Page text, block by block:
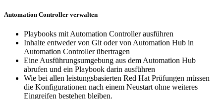
Automation Controller verwalten
Playbooks mit Automation Controller ausführen
Inhalte entweder von Git oder von Automation Hub in
Automation Controller übertragen
Eine Ausführungsumgebung aus dem Automation Hub
abrufen und ein Playbook darin ausführen
Wie bei allen leistungsbasierten Red Hat Prüfungen müssen
die Konfigurationen nach einem Neustart ohne weiteres
Eingreifen bestehen bleiben.